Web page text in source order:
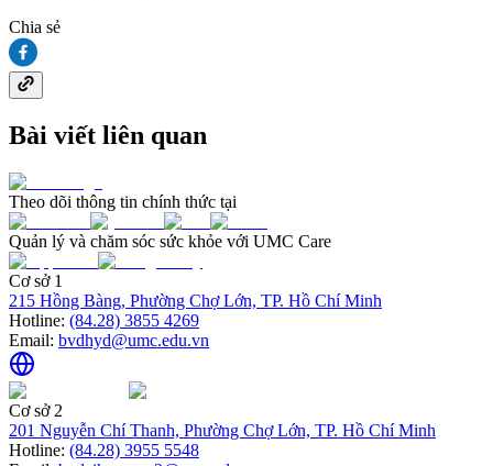
Chia sẻ
Bài viết liên quan
Theo dõi thông tin chính thức tại
Quản lý và chăm sóc sức khỏe với UMC Care
Cơ sở 1
215 Hồng Bàng, Phường Chợ Lớn, TP. Hồ Chí Minh
Hotline: (84.28) 3855 4269
Email: bvdhyd@umc.edu.vn
Cơ sở 2
201 Nguyễn Chí Thanh, Phường Chợ Lớn, TP. Hồ Chí Minh
Hotline: (84.28) 3955 5548